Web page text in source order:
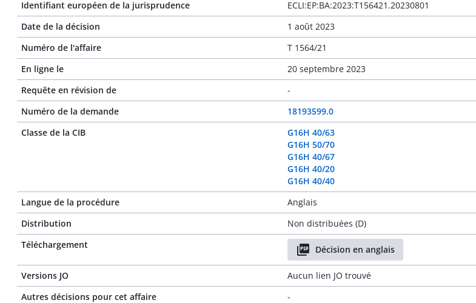
Identifiant européen de la jurisprudence
ECLI:EP:BA:2023:T156421.20230801
Date de la décision
1 août 2023
Numéro de l'affaire
T 1564/21
En ligne le
20 septembre 2023
Requête en révision de
-
Numéro de la demande
18193599.0
Classe de la CIB
G16H 40/63
G16H 50/70
G16H 40/67
G16H 40/20
G16H 40/40
Langue de la procédure
Anglais
Distribution
Non distribuées (D)
Téléchargement
Décision en anglais
Versions JO
Aucun lien JO trouvé
Autres décisions pour cet affaire
-